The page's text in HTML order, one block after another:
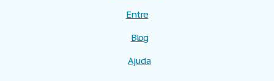
Entre
Blog
Ajuda